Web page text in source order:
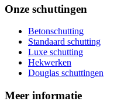
Onze schuttingen
Betonschutting
Standaard schutting
Luxe schutting
Hekwerken
Douglas schuttingen
Meer informatie